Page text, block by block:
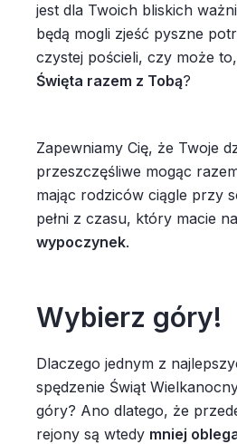
jest dla Twoich bliskich
będą mogli zjeść pyszne
czystej pościeli, czy może
Święta razem z Tobą?
Zapewniamy Cię, że Twoje
przeszczęśliwe mogąc
mając rodziców ciągle przy
pełni z czasu, który macie na
wypoczynek.
Wybierz góry!
Dlaczego jednym z
spędzenie Świąt
góry? Ano dlatego, że
rejony są wtedy mniej